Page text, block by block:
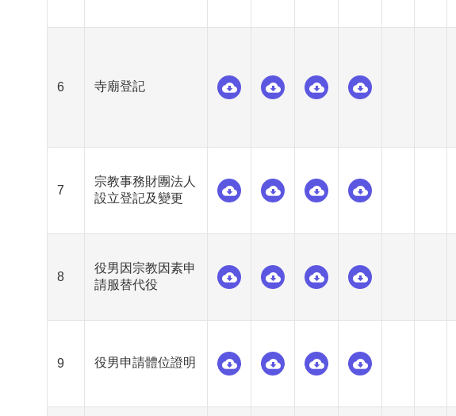
6 寺廟登記
7
宗教事務財團法人
設立登記及變更
8
役男因宗教因素申
請服替代役
9 役男申請體位證明